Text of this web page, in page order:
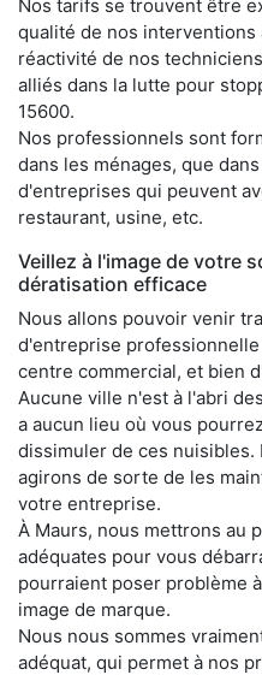
Nos tarifs se trouvent être
qualité de nos interventions
réactivité de nos
alliés dans la lutte pour
15600.
Nos professionnels sont
dans les ménages, que
d'entreprises qui peuvent
restaurant, usine, etc.
Veillez à l'image de votre
dératisation efficace
Nous allons pouvoir venir
d'entreprise
centre commercial, et bien
Aucune ville n'est à l'abri
a aucun lieu où vous
dissimuler de ces
agirons de sorte de les
votre entreprise.
À Maurs, nous mettrons au
adéquates pour vous
pourraient poser problème
image de marque.
Nous nous sommes
adéquat, qui permet à nos